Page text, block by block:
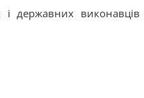
державних